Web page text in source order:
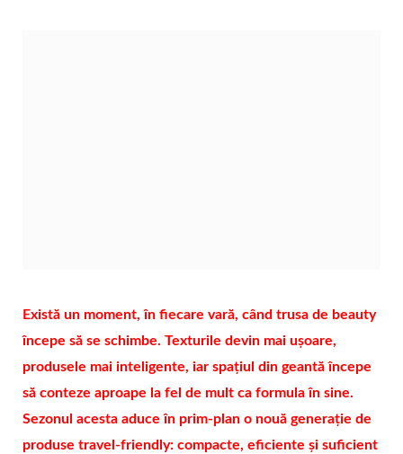
Există un moment, în fiecare vară, când trusa de beauty
începe să se schimbe. Texturile devin mai ușoare,
produsele mai inteligente, iar spațiul din geantă începe
să conteze aproape la fel de mult ca formula în sine.
Sezonul acesta aduce în prim-plan o nouă generație de
produse travel-friendly: compacte, eficiente și suficient